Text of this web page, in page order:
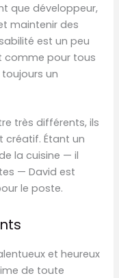
que développeur,
maintenir des
est un peu
comme pour tous
un
très différents, ils
créatif. Étant un
la cuisine — il
— David est
le poste.
et heureux
de toute